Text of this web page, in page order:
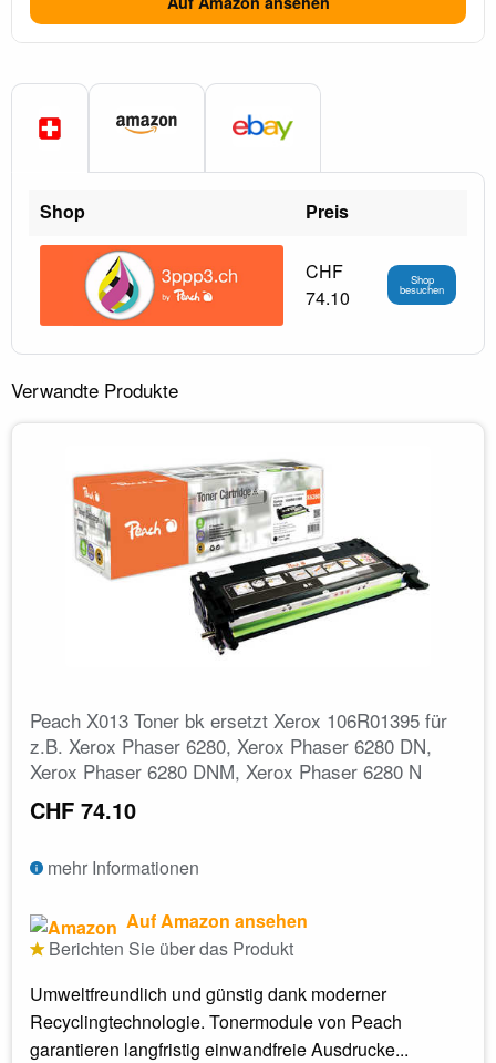
Shop Preis
CHF
74.10
Shop
besuchen
Verwandte Produkte
Peach X013 Toner bk ersetzt Xerox 106R01395 für
z.B. Xerox Phaser 6280, Xerox Phaser 6280 DN,
Xerox Phaser 6280 DNM, Xerox Phaser 6280 N
CHF 74.10
mehr Informationen
Auf Amazon ansehen
Berichten Sie über das Produkt
Umweltfreundlich und günstig dank moderner
Recyclingtechnologie. Tonermodule von Peach
garantieren langfristig einwandfreie Ausdrucke...